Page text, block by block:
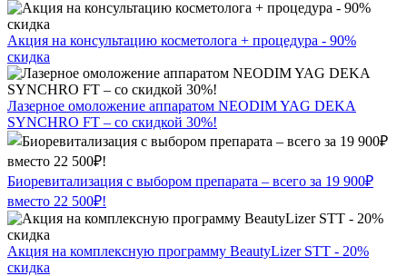
Акция на консультацию косметолога + процедура - 90%
скидка
Лазерное омоложение аппаратом NEODIM YAG DEKA
SYNCHRO FT – со скидкой 30%!
Биоревитализация с выбором препарата – всего за 19 900₽
вместо 22 500₽!
Акция на комплексную программу BeautyLizer STT - 20%
скидка